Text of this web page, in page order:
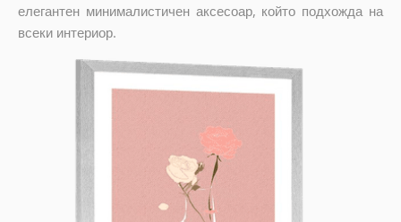
елегантен минималистичен аксесоар, който подхожда на
всеки интериор.